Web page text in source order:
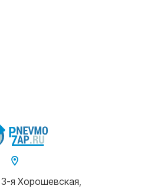
я Хорошевская,